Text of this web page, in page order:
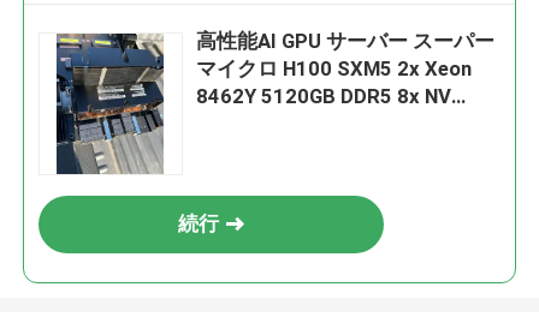
高性能AI GPU サーバー スーパー
マイクロ H100 SXM5 2x Xeon
8462Y 5120GB DDR5 8x NV
続行